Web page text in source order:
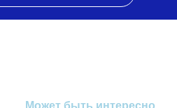
Может быть интересно